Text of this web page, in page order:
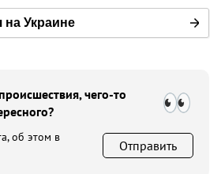
Украине
чего-то
об этом в
Отправить